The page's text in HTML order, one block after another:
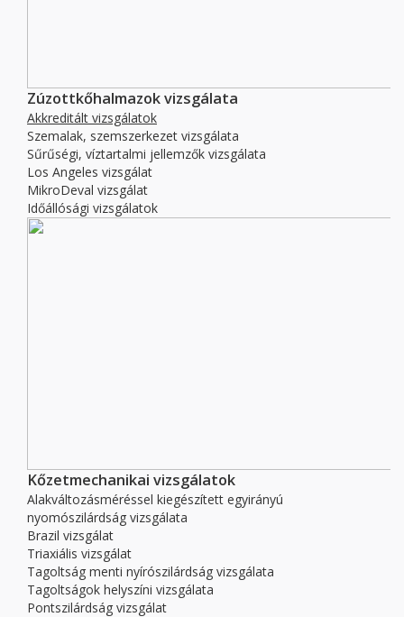
Zúzottkőhalmazok vizsgálata
Akkreditált vizsgálatok
Szemalak, szemszerkezet vizsgálata
Sűrűségi, víztartalmi jellemzők vizsgálata
Los Angeles vizsgálat
MikroDeval vizsgálat
Időállósági vizsgálatok
Kőzetmechanikai vizsgálatok
Alakváltozásméréssel kiegészített egyirányú
nyomószilárdság vizsgálata
Brazil vizsgálat
Triaxiális vizsgálat
Tagoltság menti nyírószilárdság vizsgálata
Tagoltságok helyszíni vizsgálata
Pontszilárdság vizsgálat